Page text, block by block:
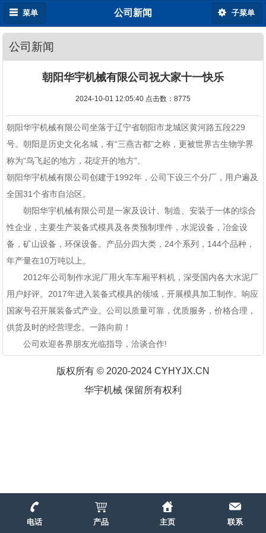
公司新闻
菜单 子菜单
公司新闻
朝阳华宇机械有限公司祝大家十一快乐
2024-10-01 12:05:40 点击数： 8775
朝阳华宇机械有限公司坐落于辽宁省朝阳市龙城区黄河路五段229
号。朝阳是历史文化名城，有“三燕古都”之称，更被世界古生物学界
称为“鸟飞起的地方，花绽开的地方”。
朝阳华宇机械有限公司创建于1992年，公司下设三个分厂，用户遍及
全国31个省市自治区。
朝阳华宇机械有限公司是一家及设计、制造、安装于一体的综合
性企业，主要生产装备式模具及各类预制埋件，水泥设备，冶金设
备，矿山设备，环保设备。产品分四大类，24个系列，144个品种，
年产量在10万吨以上。
2012年公司制作水泥厂用火车车厢平料机，深受国内各大水泥厂
用户好评。2017年进入装备式模具的领域，开展模具加工制作。响应
国家号召开展装备式产业。公司以质量可靠，优质服务，价格合理，
供货及时的经营理念。一路向前！
公司欢迎各界朋友光临指导，洽谈合作!
版权所有 © 2020-2024 CYHYJX.CN
华宇机械 保留所有权利
电话 产品 主页 联系